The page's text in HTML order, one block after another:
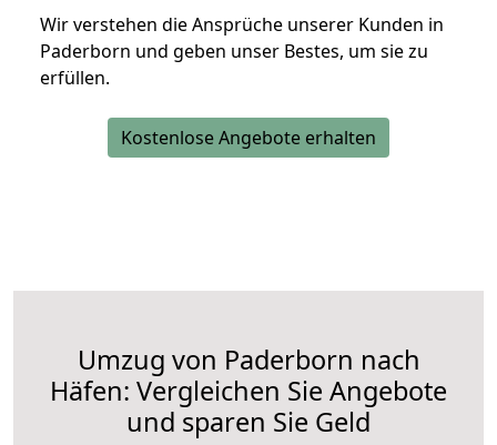
Wir verstehen die Ansprüche unserer Kunden in
Paderborn und geben unser Bestes, um sie zu
erfüllen.
Kostenlose Angebote erhalten
Umzug von Paderborn nach
Häfen: Vergleichen Sie Angebote
und sparen Sie Geld